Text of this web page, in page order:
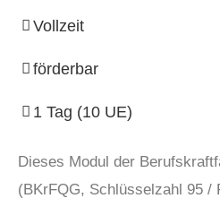
Vollzeit
förderbar
1 Tag (10 UE)
Dieses Modul der
(BKrFQG, Schlüsselzahl 95 /